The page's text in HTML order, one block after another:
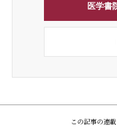
医学書
この記事の連載